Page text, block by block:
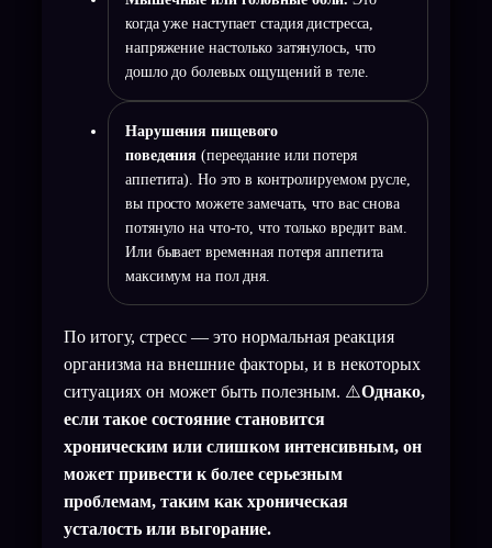
когда уже наступает стадия дистресса,
напряжение настолько затянулось, что
дошло до болевых ощущений в теле.
Нарушения пищевого
поведения (переедание или потеря
аппетита). Но это в контролируемом русле,
вы просто можете замечать, что вас снова
потянуло на что-то, что только вредит вам.
Или бывает временная потеря аппетита
максимум на пол дня.
По итогу, стресс — это нормальная реакция
организма на внешние факторы, и в некоторых
ситуациях он может быть полезным. ⚠️Однако,
если такое состояние становится
хроническим или слишком интенсивным, он
может привести к более серьезным
проблемам, таким как хроническая
усталость или выгорание.